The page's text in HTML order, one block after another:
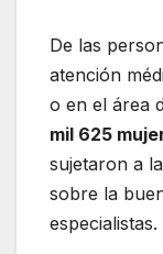
De las
atención
o en el área
mil 625
sujetaron a
sobre la
especialistas.